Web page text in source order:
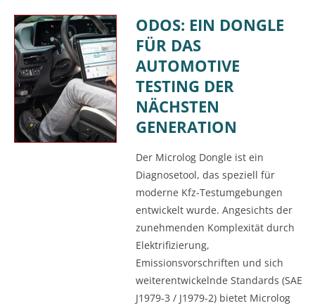
ODOS: EIN DONGLE
FÜR DAS
AUTOMOTIVE
TESTING DER
NÄCHSTEN
GENERATION
Der Microlog Dongle ist ein
Diagnosetool, das speziell für
moderne Kfz-Testumgebungen
entwickelt wurde. Angesichts der
zunehmenden Komplexität durch
Elektrifizierung,
Emissionsvorschriften und sich
weiterentwickelnde Standards (SAE
J1979-3 / J1979-2) bietet Microlog